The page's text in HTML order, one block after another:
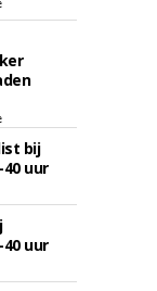
bij
uur
uur